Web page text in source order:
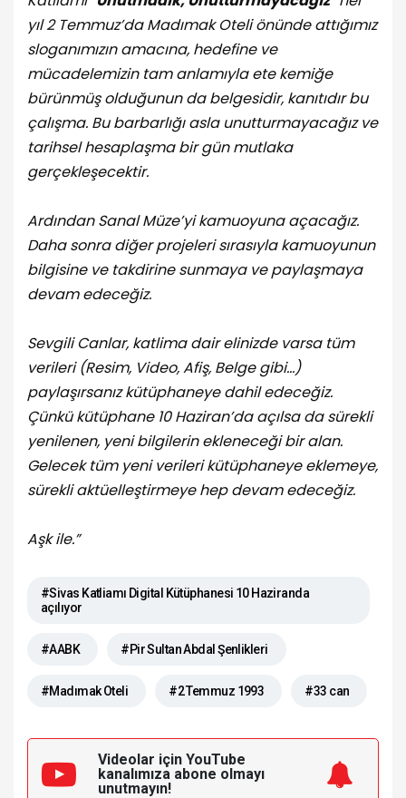
yıl 2 Temmuz’da Madımak Oteli önünde attığımız
sloganımızın amacına, hedefine ve
mücadelemizin tam anlamıyla ete kemiğe
bürünmüş olduğunun da belgesidir, kanıtıdır bu
çalışma. Bu barbarlığı asla unutturmayacağız ve
tarihsel hesaplaşma bir gün mutlaka
gerçekleşecektir.
Ardından Sanal Müze’yi kamuoyuna açacağız.
Daha sonra diğer projeleri sırasıyla kamuoyunun
bilgisine ve takdirine sunmaya ve paylaşmaya
devam edeceğiz.
Sevgili Canlar, katlima dair elinizde varsa tüm
verileri (Resim, Video, Afiş, Belge gibi…)
paylaşırsanız kütüphaneye dahil edeceğiz.
Çünkü kütüphane 10 Haziran’da açılsa da sürekli
yenilenen, yeni bilgilerin ekleneceği bir alan.
Gelecek tüm yeni verileri kütüphaneye eklemeye,
sürekli aktüelleştirmeye hep devam edeceğiz.
Aşk ile.”
#Sivas Katliamı Digital Kütüphanesi 10 Haziranda
açılıyor
#AABK #Pir Sultan Abdal Şenlikleri
#Madımak Oteli #2 Temmuz 1993 #33 can
Videolar için YouTube
kanalımıza abone olmayı
unutmayın!